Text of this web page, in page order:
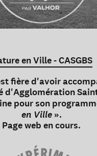
en Ville - CASGBS
fière d'avoir
d'Agglomération
pour son
en Ville».
Page web en cours.